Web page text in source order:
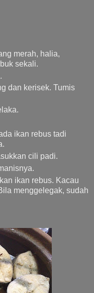
merah, halia,
sekali.
dan kerisek. Tumis
ikan rebus tadi
cili padi.
ikan rebus. Kacau
menggelegak, sudah